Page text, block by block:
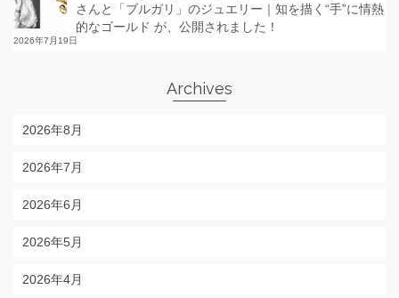
さんと「ブルガリ」のジュエリー｜知を描く“手”に情熱
的なゴールド が、公開されました！
2026年7月19日
Archives
2026年8月
2026年7月
2026年6月
2026年5月
2026年4月